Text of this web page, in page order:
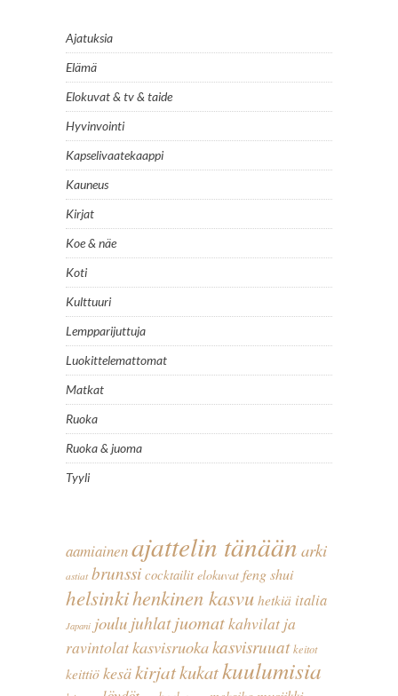
Ajatuksia
Elämä
Elokuvat & tv & taide
Hyvinvointi
Kapselivaatekaappi
Kauneus
Kirjat
Koe & näe
Koti
Kulttuuri
Lempparijuttuja
Luokittelemattomat
Matkat
Ruoka
Ruoka & juoma
Tyyli
aamiainenajattelin tänään arki
astiat brunssi cocktailit elokuvat feng shui
helsinkihenkinen kasvu hetkiä italia
Japani joulu juhlatjuomatkahvilat ja
ravintolatkasvisruokakasvisruuat keitot
keittiö kesäkirjatkukatkuulumisia